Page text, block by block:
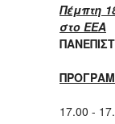
Πέμπτη 1
στο ΕΕΑ
17.00 -